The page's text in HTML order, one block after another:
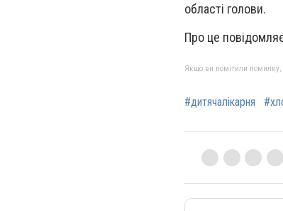
області голови.
Про це
Якщо ви помітили помилку,
#дитячалікарня